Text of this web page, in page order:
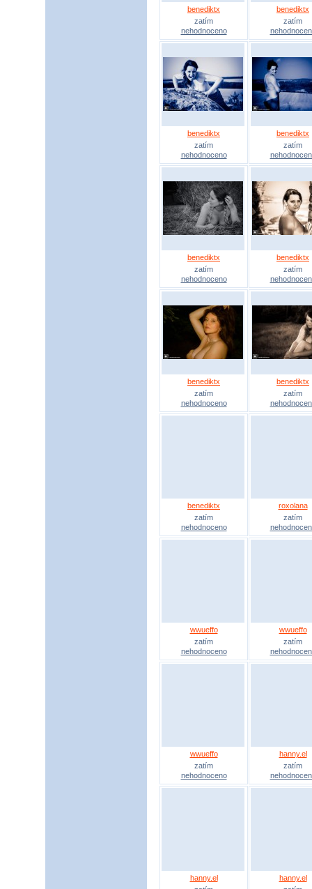
benediktx
zatím
nehodnoceno
benediktx
zatím
benediktx
zatím
nehodnoceno
benediktx
zatím
benediktx
zatím
nehodnoceno
benediktx
zatím
benediktx
zatím
nehodnoceno
benediktx
zatím
benediktx
zatím
nehodnoceno
roxolana
zatím
wwueffo
zatím
nehodnoceno
wwueffo
zatím
wwueffo
zatím
nehodnoceno
hanny.el
zatím
hanny.el
hanny.el